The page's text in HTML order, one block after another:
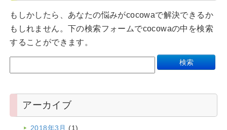
もしかしたら、あなたの悩みがcocowaで解決できるか
もしれません。下の検索フォームでcocowaの中を検索
することができます。
アーカイブ
2018年3月 (1)